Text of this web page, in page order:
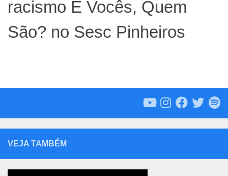
racismo E Vocês, Quem
São? no Sesc Pinheiros
VEJA TAMBÉM